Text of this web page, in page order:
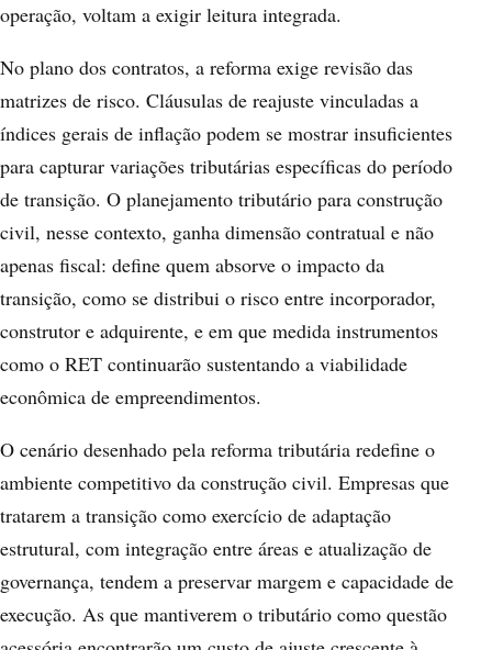
operação, voltam a exigir leitura integrada.
No plano dos contratos, a reforma exige revisão das
matrizes de risco. Cláusulas de reajuste vinculadas a
índices gerais de inflação podem se mostrar insuficientes
para capturar variações tributárias específicas do período
de transição. O planejamento tributário para construção
civil, nesse contexto, ganha dimensão contratual e não
apenas fiscal: define quem absorve o impacto da
transição, como se distribui o risco entre incorporador,
construtor e adquirente, e em que medida instrumentos
como o RET continuarão sustentando a viabilidade
econômica de empreendimentos.
O cenário desenhado pela reforma tributária redefine o
ambiente competitivo da construção civil. Empresas que
tratarem a transição como exercício de adaptação
estrutural, com integração entre áreas e atualização de
governança, tendem a preservar margem e capacidade de
execução. As que mantiverem o tributário como questão